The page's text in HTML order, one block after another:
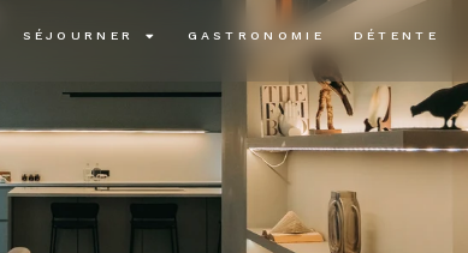
SÉJOURNER GASTRONOMIE DÉTENTE